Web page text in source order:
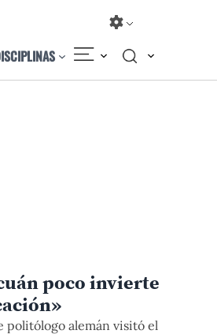
poco invierte
politólogo alemán visitó el